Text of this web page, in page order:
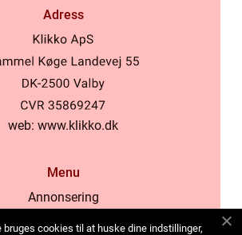
Adress
web: www.klikko.dk
Menu
Annonsering
bruges cookies til at huske dine indstillinger,